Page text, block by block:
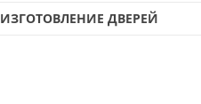
ИЗГОТОВЛЕНИЕ ДВЕРЕЙ